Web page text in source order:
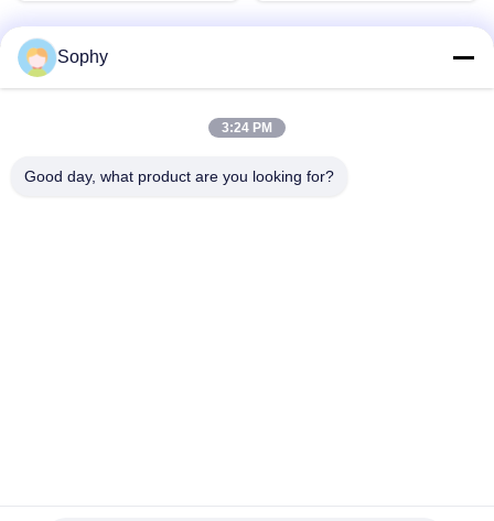
Industriezone Fulu, Bezirk Shunde, Stadt Foshan, Provinz
Sophy
3:24 PM
Good day, what product are you looking for?